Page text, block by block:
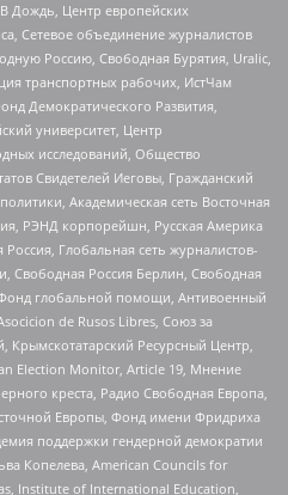
Дождь, Центр европейских
Сетевое объединение журналистов
Россию, Свободная Бурятия, Uralic,
транспортных рабочих, ИстЧам
Демократического Развития,
университет, Центр
исследований, Общество
Свидетелей Иеговы, Гражданский
Академическая сеть Восточная
РЭНД корпорейшн, Русская Америка
Глобальная сеть журналистов-
Свободная Россия Берлин, Свободная
глобальной помощи, Антивоенный
de Rusos Libres, Союз за
Крымскотатарский Ресурсный Центр,
Election Monitor, Article 19, Мнение
креста, Радио Свободная Европа,
Европы, Фонд имени Фридриха
поддержки гендерной демократии
Копелева, American Councils for
Institute of International Education,